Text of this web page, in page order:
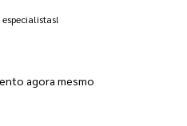
agora mesmo